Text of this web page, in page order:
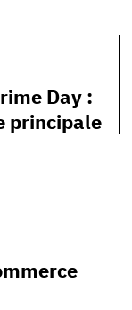
Day :
principale